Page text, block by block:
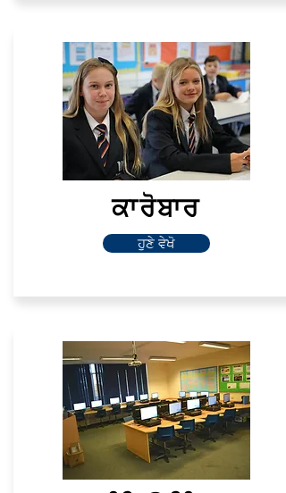
ਕਾਰੋਬਾਰ
ਹੁਣੇ ਵੇਖੋ